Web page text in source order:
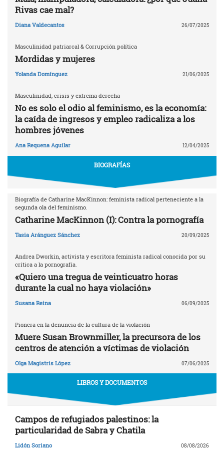
Rivas cae mal?
Diana Valdecantos 26/07/2025
Masculinidad patriarcal & Corrupción política
Mordidas y mujeres
Yolanda Domínguez 21/06/2025
Masculinidad, crisis y extrema derecha
No es solo el odio al feminismo, es la economía:
la caída de ingresos y empleo radicaliza a los
hombres jóvenes
Ana Requena Aguilar 12/04/2025
BIOGRAFÍAS
Biografía de Catharine MacKinnon: feminista radical perteneciente a la
segunda ola del feminismo.
Catharine MacKinnon (I): Contra la pornografía
Tasia Aránguez Sánchez 20/09/2025
Andrea Dworkin, activista y escritora feminista radical conocida por su
crítica a la pornografía.
«Quiero una tregua de veinticuatro horas
durante la cual no haya violación»
Susana Reina 06/09/2025
Pionera en la denuncia de la cultura de la violación
Muere Susan Brownmiller, la precursora de los
centros de atención a víctimas de violación
Olga Magistris López 07/06/2025
LIBROS Y DOCUMENTOS
Campos de refugiados palestinos: la
particularidad de Sabra y Chatila
Lidón Soriano 08/08/2026